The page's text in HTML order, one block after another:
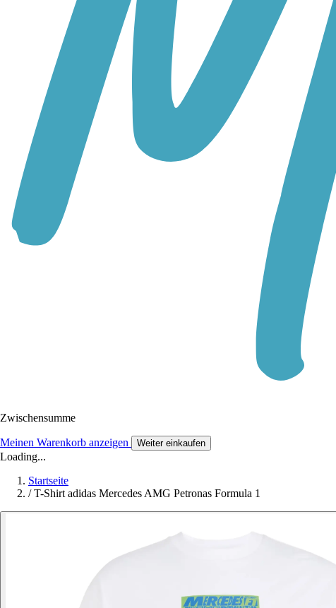
Zwischensumme
Meinen Warenkorb anzeigen Weiter einkaufen
Loading...
Startseite
/ T-Shirt adidas Mercedes AMG Petronas Formula 1